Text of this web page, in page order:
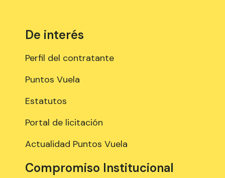
De interés
Perfil del contratante
Puntos Vuela
Estatutos
Portal de licitación
Actualidad Puntos Vuela
Compromiso Institucional